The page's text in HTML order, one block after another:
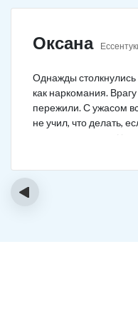
Оксана
Однажды
как наркомания.
пережили. С ужасом
не учил, что делать,
наркозависимым.
думали, что все
попробовать и
‹